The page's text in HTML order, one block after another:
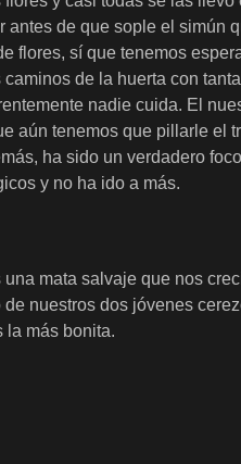
antes de que sople el simún
flores, sí que tenemos
de la huerta con
nadie cuida. El
aún tenemos que pillarle el
ha sido un verdadero
y no ha ido a más.
una mata salvaje que nos
nuestros dos jóvenes
la más bonita.